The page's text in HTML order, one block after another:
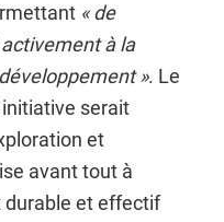
« de
à la
». Le
serait
et
avant tout à
durable et effectif